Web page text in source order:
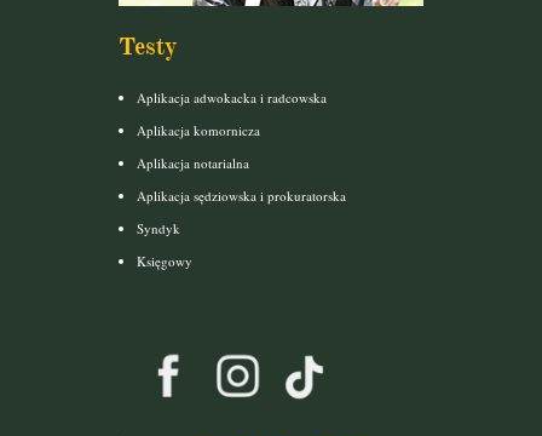
Testy
Aplikacja adwokacka i radcowska
Aplikacja komornicza
Aplikacja notarialna
Aplikacja sędziowska i prokuratorska
Syndyk
Księgowy